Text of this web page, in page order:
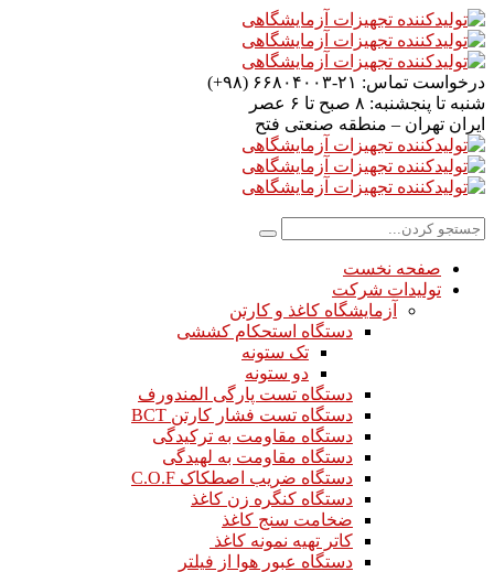
درخواست تماس: ۲۱-۶۶۸۰۴۰۰۳ (۹۸+)
شنبه تا پنجشنبه: ۸ صبح تا ۶ عصر
ایران تهران – منطقه صنعتی فتح
صفحه نخست
تولیدات شرکت
آزمایشگاه کاغذ و کارتن
دستگاه استحکام کششی
تک ستونه
دو ستونه
دستگاه تست پارگی المندورف
دستگاه تست فشار کارتن BCT
دستگاه مقاومت به ترکیدگی
دستگاه مقاومت به لهیدگی
دستگاه ضریب اصطکاک C.O.F
دستگاه کنگره زن کاغذ
ضخامت سنج کاغذ
کاتر تهیه نمونه کاغذ
دستگاه عبور هوا از فیلتر